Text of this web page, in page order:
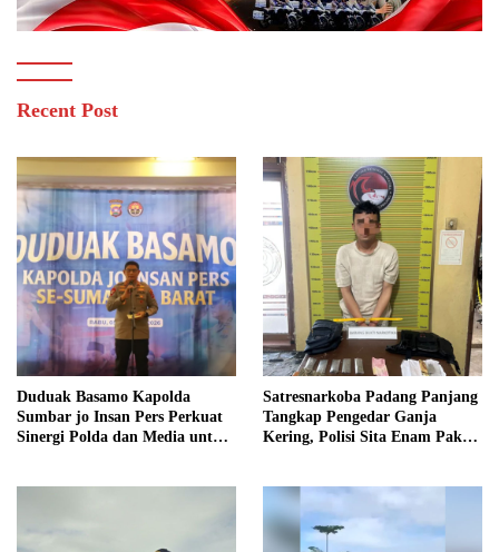
Recent Post
Duduak Basamo Kapolda
Sumbar jo Insan Pers Perkuat
Sinergi Polda dan Media untuk
Satresnarkoba Padang Panjang
Tangkap Pengedar Ganja
Kering, Polisi Sita Enam Paket